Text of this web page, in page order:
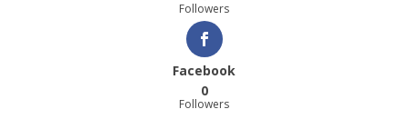
Followers
Facebook
0
Followers